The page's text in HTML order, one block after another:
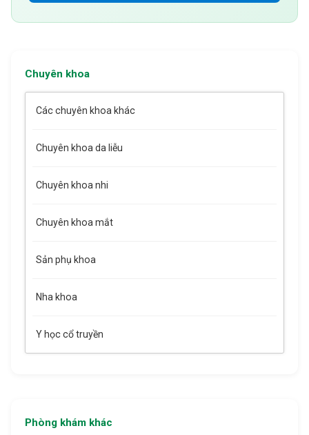
Chuyên khoa
Các chuyên khoa khác
Chuyên khoa da liễu
Chuyên khoa nhi
Chuyên khoa mắt
Sản phụ khoa
Nha khoa
Y học cổ truyền
Phòng khám khác